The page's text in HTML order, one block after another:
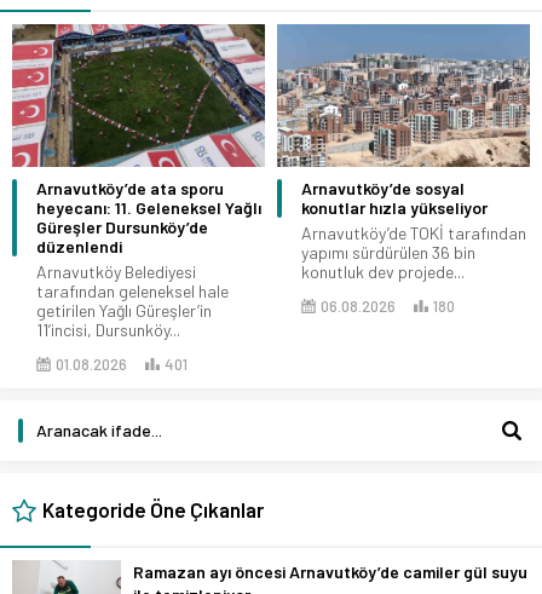
Arnavutköy’de ata sporu
heyecanı: 11. Geleneksel Yağlı
Güreşler Dursunköy’de
düzenlendi
Arnavutköy Belediyesi
tarafından geleneksel hale
getirilen Yağlı Güreşler’in
11’incisi, Dursunköy...
01.08.2026 401
Arnavutköy’de sosyal
konutlar hızla yükseliyor
Arnavutköy’de TOKİ tarafından
yapımı sürdürülen 36 bin
konutluk dev projede...
06.08.2026 180
Kategoride Öne Çıkanlar
Ramazan ayı öncesi Arnavutköy’de camiler gül suyu